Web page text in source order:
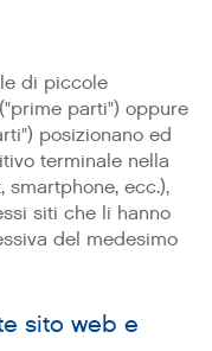
di piccole
parti") oppure
posizionano ed
terminale nella
ecc.),
siti che li hanno
del medesimo
sito web e